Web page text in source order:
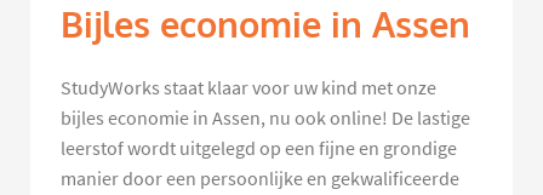
Bijles economie in Assen
StudyWorks staat klaar voor uw kind met onze
bijles economie in Assen, nu ook online! De lastige
leerstof wordt uitgelegd op een fijne en grondige
manier door een persoonlijke en gekwalificeerde